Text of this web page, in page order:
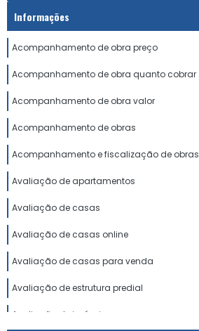
Informações
Acompanhamento de obra preço
Acompanhamento de obra quanto cobrar
Acompanhamento de obra valor
Acompanhamento de obras
Acompanhamento e fiscalização de obras
Avaliação de apartamentos
Avaliação de casas
Avaliação de casas online
Avaliação de casas para venda
Avaliação de estrutura predial
Avaliação de imóveis preço